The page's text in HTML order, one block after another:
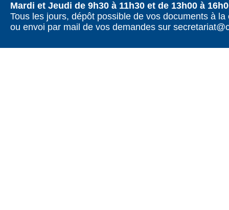
Mardi et Jeudi de 9h30 à 11h30 et de 13h00 à
Tous les jours, dépôt possible de vos documents à
ou envoi par mail de vos demandes sur